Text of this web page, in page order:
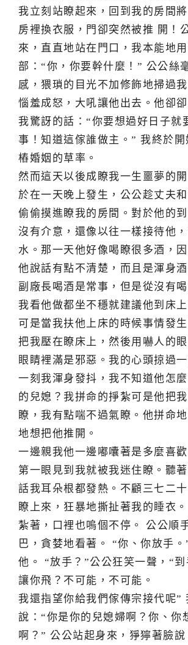
我立刻站瞭起來，回到我的房間
房裡換衣服，門卻突然被推 開！
來，直直地站在門口，我本能地
部：“你，你要幹什麼！” 公公絲
感，猥瑣的目光不加修飾地掃過
惱羞成怒，大吼讓他出去。他卻
我驚訝的話：“你要想過好日子就
事！知道這傢誰做主。” 我終於
樁婚姻的草率。
然而這天以後成瞭我一生噩夢的
於在一天晚上發生，公公趁丈夫
偷偷摸進瞭我的房間。對於他的
沒有介意，還像以往一樣接待他
水。那一天他好像喝瞭很多酒，
他說話有點不清楚，而且是渾身
副廠長喝酒是常事，但是從沒有喝
我看他做都坐不穩就建議他到床上
可是當我扶他上床的時候事情發
把我壓在瞭床上，然後用嚇人的眼
眼睛裡滿是邪惡。我的心頭掠過
一刻我渾身發抖，我不知道他怎
的兒媳？我拼命的掙紮可是他把
瞭，我有點喘不過氣瞭。他拼命
地想把他推開。
一邊親我他一邊嘟囔著是多麼喜
第一眼見到我就被我迷住瞭。聽
話我耳朵根都發熱。不顧三七二
瞭上來，狂暴地撕扯著我的睡衣
紮著，口裡也嗚個不停。 公公順
巴，貪婪地看著。 “你、你放手。
他。 “放手？”公公狂笑一聲，“
讓你飛？不可能，不可能。
我還指望你給我們傢傳宗接代呢”
說：“你是你的兒媳婦啊？你、你
啊？” 公公站起身來，猙獰著臉說